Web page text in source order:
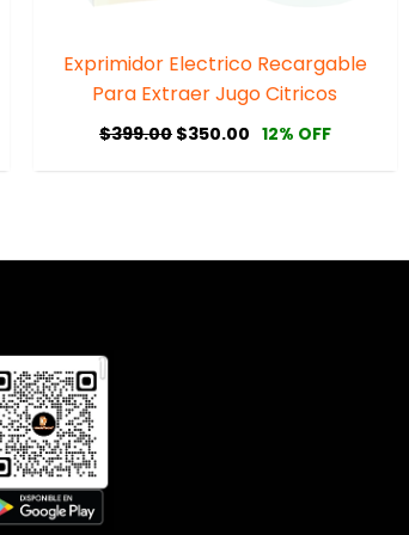
Exprimidor Electrico Recargable
Para Extraer Jugo Citricos
$399.00 $350.00 12% OFF